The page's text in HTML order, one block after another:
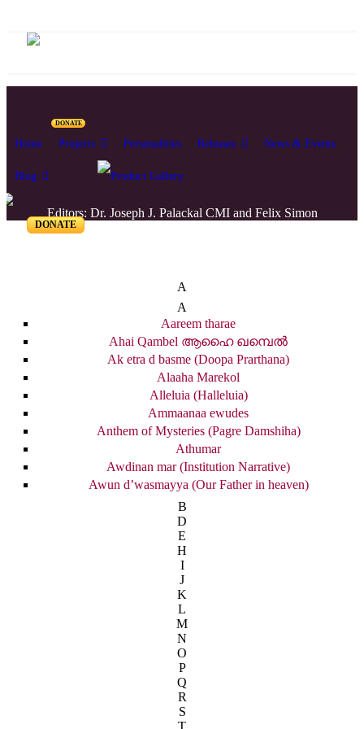
DONATE
Home Projects Personalities Releases News & Events
Blog
DONATE
Editors: Dr. Joseph J. Palackal CMI and Felix Simon
A
A
Aareem tharae
Ahai Qambel ആഹൈ ഖമ്പെൽ
Ak etra d basme (Doopa Prarthana)
Alaaha Marekol
Alleluia (Halleluia)
Ammaanaa ewudes
Anthem of Mysteries (Pagre Damshiha)
Athumar
Awdinan mar (Institution Narrative)
Awun d’wasmayya (Our Father in heaven)
B
D
E
H
I
J
K
L
M
N
O
P
Q
R
S
T